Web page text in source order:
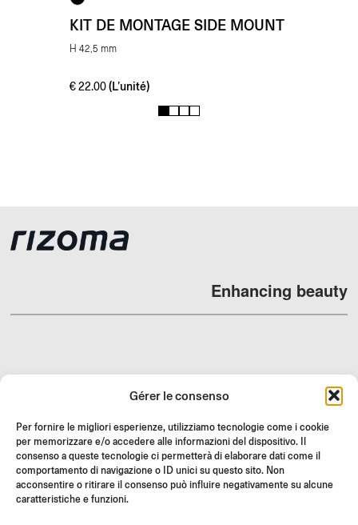
Gérer le consenso
Per fornire le migliori esperienze, utilizziamo tecnologie come i cookie
per memorizzare e/o accedere alle informazioni del dispositivo. Il
consenso a queste tecnologie ci permetterà di elaborare dati come il
comportamento di navigazione o ID unici su questo sito. Non
acconsentire o ritirare il consenso può influire negativamente su alcune
caratteristiche e funzioni.
KIT DE MONTAGE SIDE MOUNT
H 42,5 mm
€22.00 (L’unité)
1 2 3 4
Enhancing beauty
SUPPORT ET FAQ
RETOURS
INSTRUCTIONS DE MONTAGE
GIFT CARD
OFFRES LIMITÉES